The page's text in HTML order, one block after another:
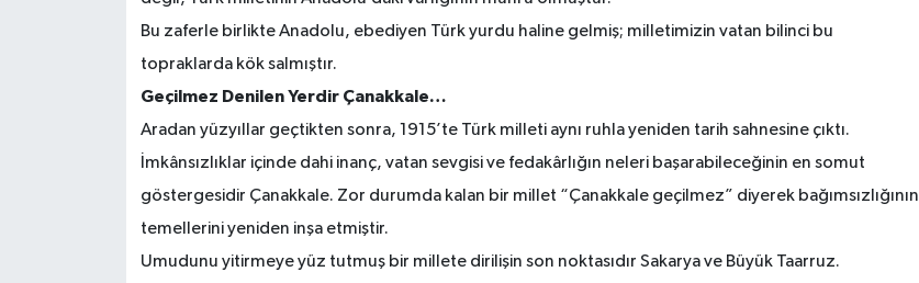
Bu zaferle birlikte Anadolu, ebediyen Türk yurdu haline gelmiş; milletimizin vatan bilinci bu
topraklarda kök salmıştır.
Geçilmez Denilen Yerdir Çanakkale…
Aradan yüzyıllar geçtikten sonra, 1915’te Türk milleti aynı ruhla yeniden tarih sahnesine çıktı.
İmkânsızlıklar içinde dahi inanç, vatan sevgisi ve fedakârlığın neleri başarabileceğinin en somut
göstergesidir Çanakkale. Zor durumda kalan bir millet “Çanakkale geçilmez” diyerek bağımsızlığının
temellerini yeniden inşa etmiştir.
Umudunu yitirmeye yüz tutmuş bir millete dirilişin son noktasıdır Sakarya ve Büyük Taarruz.